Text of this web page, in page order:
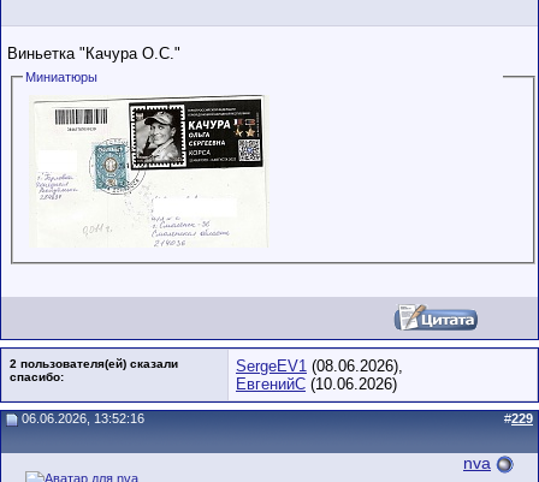
Виньетка "Качура О.С."
Миниатюры
2 пользователя(ей) сказали
cпасибо:
SergeEV1 (08.06.2026),
ЕвгенийС (10.06.2026)
06.06.2026, 13:52:16 #229
nva